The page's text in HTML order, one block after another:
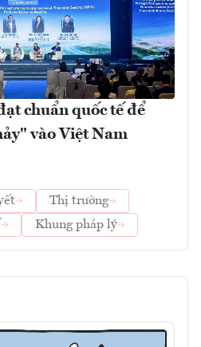
chuẩn quốc tế để
vào Việt Nam
Thị trường
Khung pháp lý